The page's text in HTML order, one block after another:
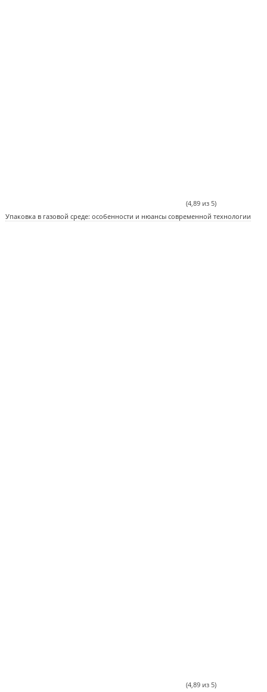
(4,89 из 5)
Упаковка в газовой среде: особенности и нюансы современной технологии
(4,89 из 5)